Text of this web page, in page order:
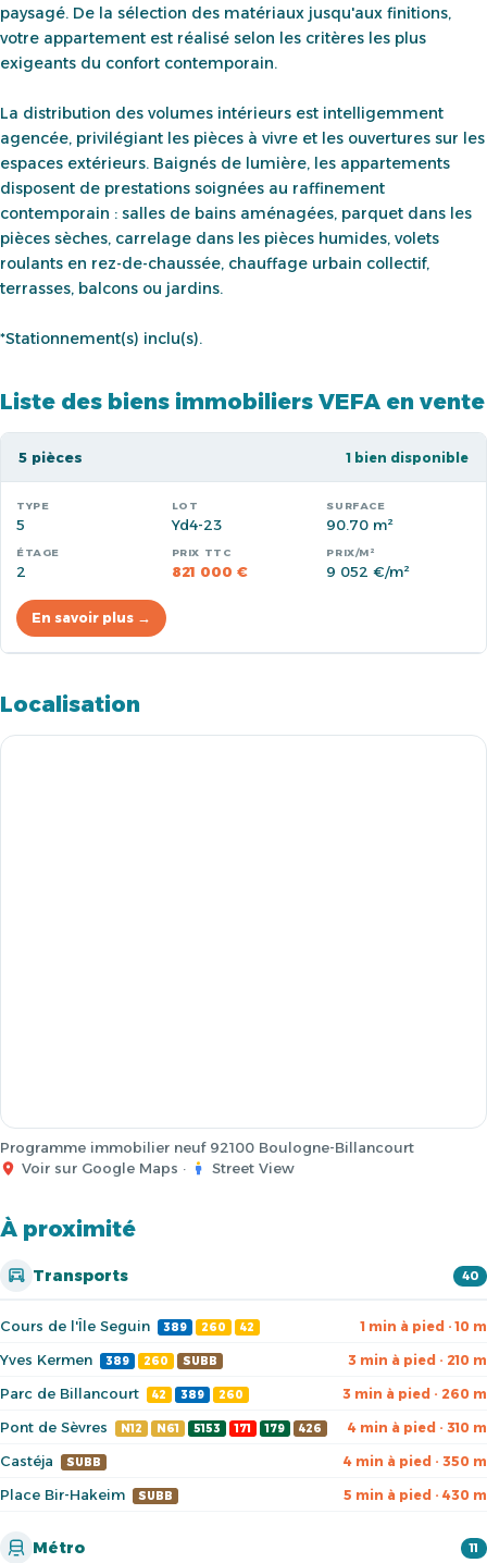
paysagé. De la sélection des matériaux jusqu'aux finitions,
votre appartement est réalisé selon les critères les plus
exigeants du confort contemporain.
La distribution des volumes intérieurs est intelligemment
agencée, privilégiant les pièces à vivre et les ouvertures sur les
espaces extérieurs. Baignés de lumière, les appartements
disposent de prestations soignées au raffinement
contemporain : salles de bains aménagées, parquet dans les
pièces sèches, carrelage dans les pièces humides, volets
roulants en rez-de-chaussée, chauffage urbain collectif,
terrasses, balcons ou jardins.
*Stationnement(s) inclu(s).
Liste des biens immobiliers VEFA en vente
5 pièces 1 bien disponible
5 Yd4-23 90.70 m²
2 821 000 € 9 052 €/m²
En savoir plus →
Localisation
Programme immobilier neuf 92100 Boulogne-Billancourt
Voir sur Google Maps · Street View
À proximité
Transports 40
Cours de l'Île Seguin 389 260 42 1 min à pied · 10 m
Yves Kermen 389 260 SUBB 3 min à pied · 210 m
Parc de Billancourt 42 389 260 3 min à pied · 260 m
Pont de Sèvres N12 N61 5153 171 179 426 4 min à pied · 310 m
Castéja SUBB 4 min à pied · 350 m
Place Bir-Hakeim SUBB 5 min à pied · 430 m
Métro 11